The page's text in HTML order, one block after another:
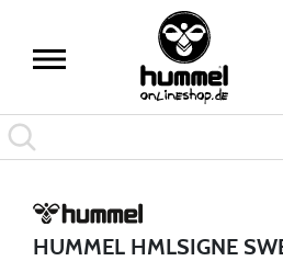
HUMMEL HMLSIGNE